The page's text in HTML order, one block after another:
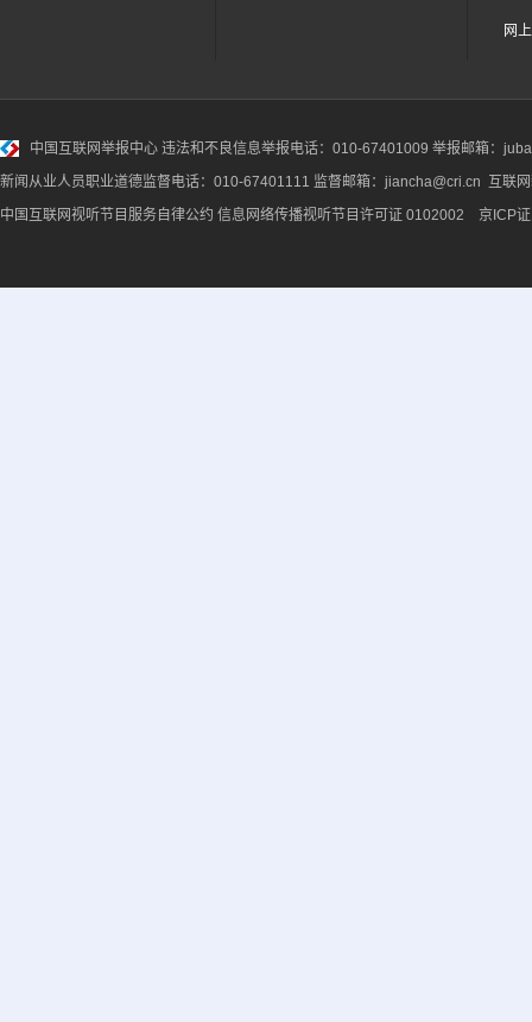
网
中国互联网举报中心 违法和不良信息举报电话：010-67401009 举报邮箱：
新闻从业人员职业道德监督电话：010-67401111 监督邮箱：jiancha@cri.cn 互联
中国互联网视听节目服务自律公约 信息网络传播视听节目许可证 0102002 京ICP